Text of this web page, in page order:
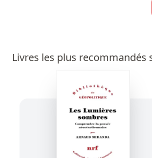
Livres les plus recommandés